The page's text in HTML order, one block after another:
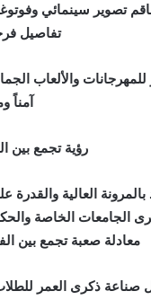
تفاصيل
آمناً
رؤية تجمع بين
العالية والقدرة
الجامعات الخاصة
معادلة صعبة تجمع بين
صناعة ذكرى العمر